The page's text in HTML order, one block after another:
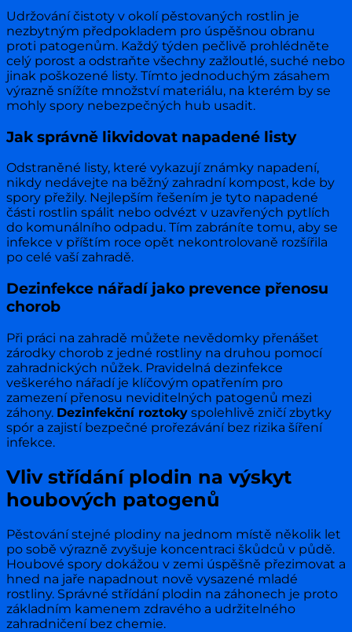
Udržování čistoty v okolí pěstovaných rostlin je
nezbytným předpokladem pro úspěšnou obranu
proti patogenům. Každý týden pečlivě prohlédněte
celý porost a odstraňte všechny zažloutlé, suché nebo
jinak poškozené listy. Tímto jednoduchým zásahem
výrazně snížíte množství materiálu, na kterém by se
mohly spory nebezpečných hub usadit.
Jak správně likvidovat napadené listy
Odstraněné listy, které vykazují známky napadení,
nikdy nedávejte na běžný zahradní kompost, kde by
spory přežily. Nejlepším řešením je tyto napadené
části rostlin spálit nebo odvézt v uzavřených pytlích
do komunálního odpadu. Tím zabráníte tomu, aby se
infekce v příštím roce opět nekontrolovaně rozšířila
po celé vaší zahradě.
Dezinfekce nářadí jako prevence přenosu
chorob
Při práci na zahradě můžete nevědomky přenášet
zárodky chorob z jedné rostliny na druhou pomocí
zahradnických nůžek. Pravidelná dezinfekce
veškerého nářadí je klíčovým opatřením pro
zamezení přenosu neviditelných patogenů mezi
záhony. Dezinfekční roztoky spolehlivě zničí zbytky
spór a zajistí bezpečné prořezávání bez rizika šíření
infekce.
Vliv střídání plodin na výskyt
houbových patogenů
Pěstování stejné plodiny na jednom místě několik let
po sobě výrazně zvyšuje koncentraci škůdců v půdě.
Houbové spory dokážou v zemi úspěšně přezimovat a
hned na jaře napadnout nově vysazené mladé
rostliny. Správné střídání plodin na záhonech je proto
základním kamenem zdravého a udržitelného
zahradničení bez chemie.